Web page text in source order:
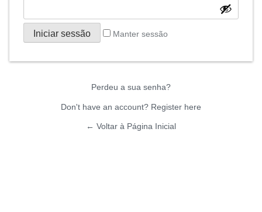
Iniciar sessão Manter sessão
Perdeu a sua senha?
Don't have an account? Register here
← Voltar à Página Inicial